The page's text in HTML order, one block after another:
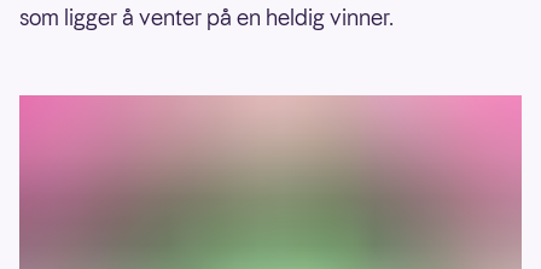
som ligger å venter på en heldig vinner.